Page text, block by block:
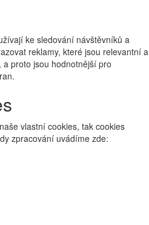
ke sledování návštěvníků a
reklamy, které jsou relevantní a
proto jsou hodnotnější pro
vlastní cookies, tak cookies
zpracování uvádíme zde: